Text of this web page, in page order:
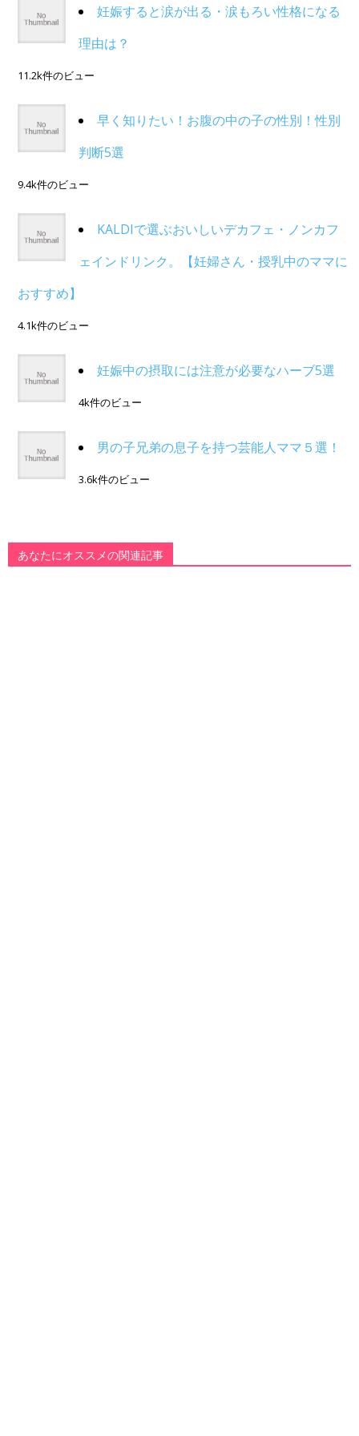
妊娠すると涙が出る・涙もろい性格になる
理由は？
11.2k件のビュー
早く知りたい！お腹の中の子の性別！性別
判断5選
9.4k件のビュー
KALDIで選ぶおいしいデカフェ・ノンカフ
ェインドリンク。【妊婦さん・授乳中のママに
おすすめ】
4.1k件のビュー
妊娠中の摂取には注意が必要なハーブ5選
4k件のビュー
男の子兄弟の息子を持つ芸能人ママ５選！
3.6k件のビュー
あなたにオススメの関連記事